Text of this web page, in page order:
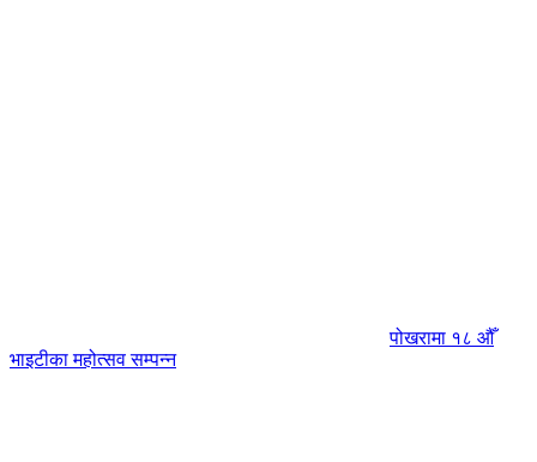
पोखरामा १८ औँ
भाइटीका महोत्सव सम्पन्न